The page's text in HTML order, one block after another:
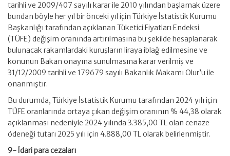
tarihli ve 2009/407 sayılı karar ile 2010 yılından başlamak üzere
bundan böyle her yıl bir önceki yıl için Türkiye İstatistik Kurumu
Başkanlığı tarafından açıklanan Tüketici Fiyatları Endeksi
(TÜFE) değişim oranında artırılmasına bu şekilde hesaplanarak
bulunacak rakamlardaki kuruşların liraya iblağ edilmesine ve
konunun Bakan onayına sunulmasına karar verilmiş ve
31/12/2009 tarihli ve 179679 sayılı Bakanlık Makamı Olur’u ile
onanmıştır.
Bu durumda, Türkiye İstatistik Kurumu tarafından 2024 yılı için
TÜFE oranlarında ortaya çıkan değişim oranının % 44,38 olarak
açıklanması nedeniyle 2024 yılında 3.385,00 TL olan cenaze
ödeneği tutarı 2025 yılı için 4.888,00 TL olarak belirlenmiştir.
9- İdari para cezaları